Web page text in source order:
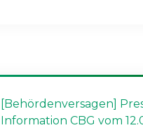
[Behördenversagen]
Information CBG vom